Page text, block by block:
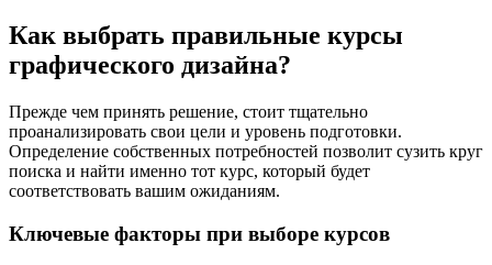
Как выбрать правильные курсы
графического дизайна?
Прежде чем принять решение, стоит тщательно
проанализировать свои цели и уровень подготовки.
Определение собственных потребностей позволит сузить круг
поиска и найти именно тот курс, который будет
соответствовать вашим ожиданиям.
Ключевые факторы при выборе курсов